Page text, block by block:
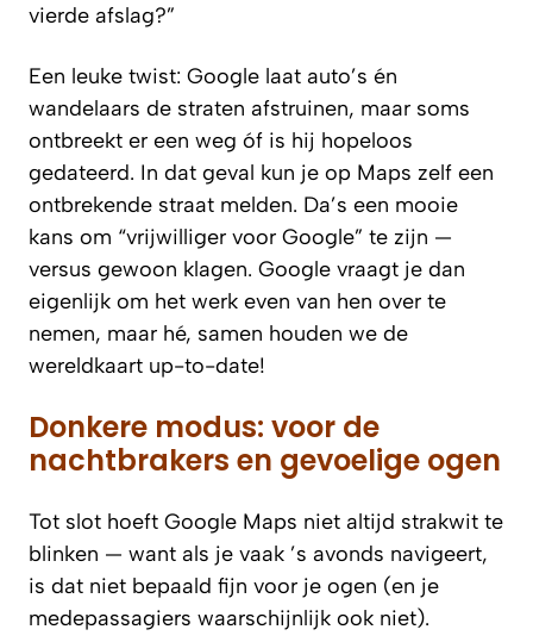
vierde afslag?”
Een leuke twist: Google laat auto’s én
wandelaars de straten afstruinen, maar soms
ontbreekt er een weg óf is hij hopeloos
gedateerd. In dat geval kun je op Maps zelf een
ontbrekende straat melden. Da’s een mooie
kans om “vrijwilliger voor Google” te zijn —
versus gewoon klagen. Google vraagt je dan
eigenlijk om het werk even van hen over te
nemen, maar hé, samen houden we de
wereldkaart up-to-date!
Donkere modus: voor de
nachtbrakers en gevoelige ogen
Tot slot hoeft Google Maps niet altijd strakwit te
blinken — want als je vaak ’s avonds navigeert,
is dat niet bepaald fijn voor je ogen (en je
medepassagiers waarschijnlijk ook niet).